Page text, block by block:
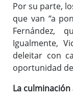
Por su parte,
que van “a
Fernández,
Igualmente,
deleitar con
oportunidad
La